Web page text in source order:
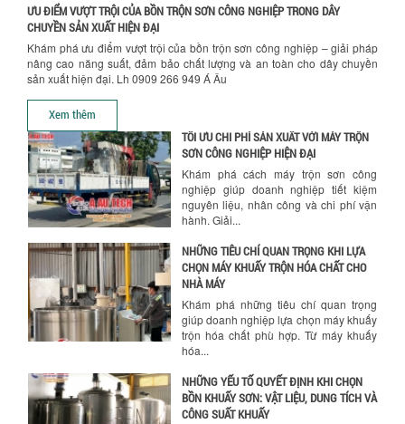
Hướng dẫn thanh toán mua hàng
ƯU ĐIỂM VƯỢT TRỘI CỦA BỒN TRỘN SƠN CÔNG NGHIỆP TRONG DÂY
CHUYỀN SẢN XUẤT HIỆN ĐẠI
Khám phá ưu điểm vượt trội của bồn trộn sơn công nghiệp – giải pháp
nâng cao năng suất, đảm bảo chất lượng và an toàn cho dây chuyền
sản xuất hiện đại. Lh 0909 266 949 Á Âu
Xem thêm
ƯU ĐÃI ĐẶC BIỆT: GIÁ MÁY KHUẤY SƠN
CÔNG NGHIỆP GIẢM SỐC
Ưu đãi đặc biệt: Giá máy khuấy sơn
công nghiệp giảm sốc lên đến 20%.
TỐI ƯU CHI PHÍ SẢN XUẤT VỚI MÁY TRỘN
SƠN CÔNG NGHIỆP HIỆN ĐẠI
Khám phá cách máy trộn sơn công
nghiệp giúp doanh nghiệp tiết kiệm
nguyên liệu, nhân công và chi phí vận
hành. Giải...
NHỮNG TIÊU CHÍ QUAN TRỌNG KHI LỰA
CHỌN MÁY KHUẤY TRỘN HÓA CHẤT CHO
NHÀ MÁY
Khám phá những tiêu chí quan trọng
giúp doanh nghiệp lựa chọn máy khuấy
trộn hóa chất phù hợp. Từ máy khuấy
hóa...
NHỮNG YẾU TỐ QUYẾT ĐỊNH KHI CHỌN
BỒN KHUẤY SƠN: VẬT LIỆU, DUNG TÍCH VÀ
CÔNG SUẤT KHUẤY